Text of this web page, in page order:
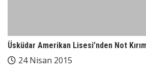
Üsküdar Amerikan Lisesi’nden Not
24 Nisan 2015